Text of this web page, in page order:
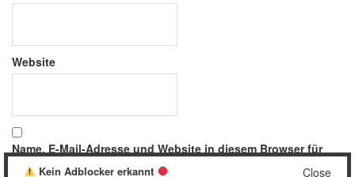
Website
Name, E-Mail-Adresse und Website in diesem Browser für
meinen nächsten Kommentar speichern.
Close
Kein Adblocker erkannt